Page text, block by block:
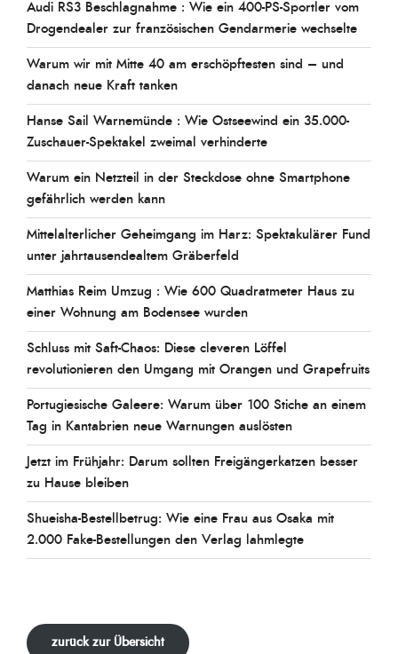
Audi RS3 Beschlagnahme : Wie ein 400-PS-Sportler vom
Drogendealer zur französischen Gendarmerie wechselte
Warum wir mit Mitte 40 am erschöpftesten sind – und
danach neue Kraft tanken
Hanse Sail Warnemünde : Wie Ostseewind ein 35.000-
Zuschauer-Spektakel zweimal verhinderte
Warum ein Netzteil in der Steckdose ohne Smartphone
gefährlich werden kann
Mittelalterlicher Geheimgang im Harz: Spektakulärer Fund
unter jahrtausendealtem Gräberfeld
Matthias Reim Umzug : Wie 600 Quadratmeter Haus zu
einer Wohnung am Bodensee wurden
Schluss mit Saft-Chaos: Diese cleveren Löffel
revolutionieren den Umgang mit Orangen und Grapefruits
Portugiesische Galeere: Warum über 100 Stiche an einem
Tag in Kantabrien neue Warnungen auslösten
Jetzt im Frühjahr: Darum sollten Freigängerkatzen besser
zu Hause bleiben
Shueisha-Bestellbetrug: Wie eine Frau aus Osaka mit
2.000 Fake-Bestellungen den Verlag lahmlegte
zurück zur Übersicht